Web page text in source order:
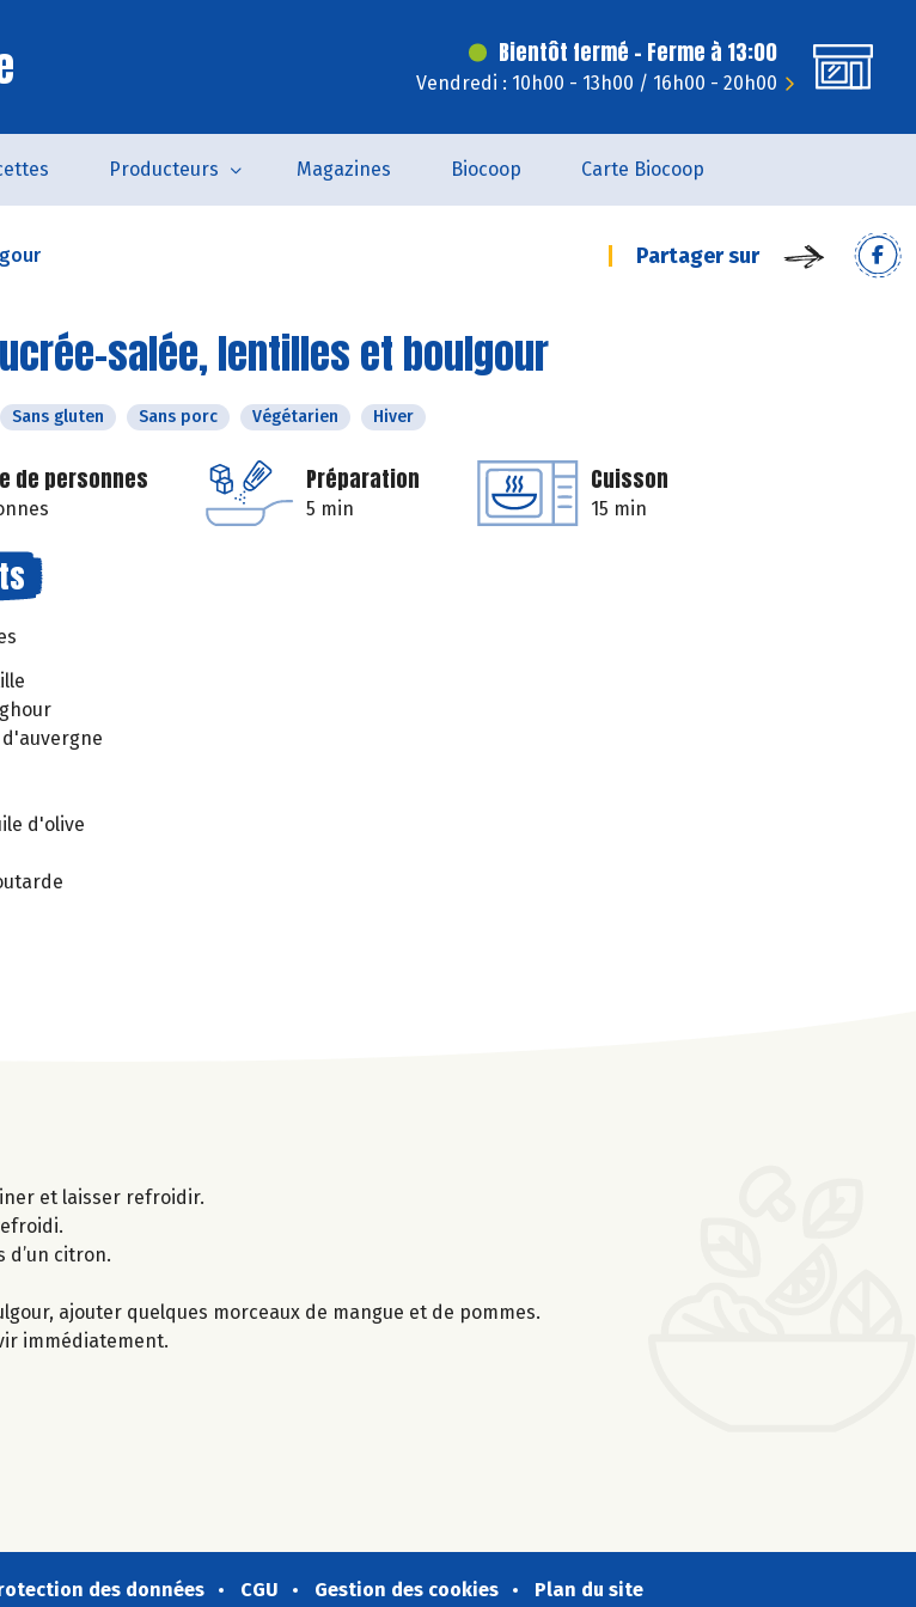
Bientôt fermé - Ferme à 13:00
Vendredi : 10h00 - 13h00 / 16h00 - 20h00
Producteurs Magazines Biocoop Carte Biocoop
Partager sur
salée, lentilles et boulgour
Sans gluten Sans porc Végétarien Hiver
de personnes Préparation
5 min
Cuisson
15 min
d'auvergne
d'olive
et laisser refroidir.
d’un citron.
ajouter quelques morceaux de mangue et de pommes.
immédiatement.
des données CGU Gestion des cookies Plan du site